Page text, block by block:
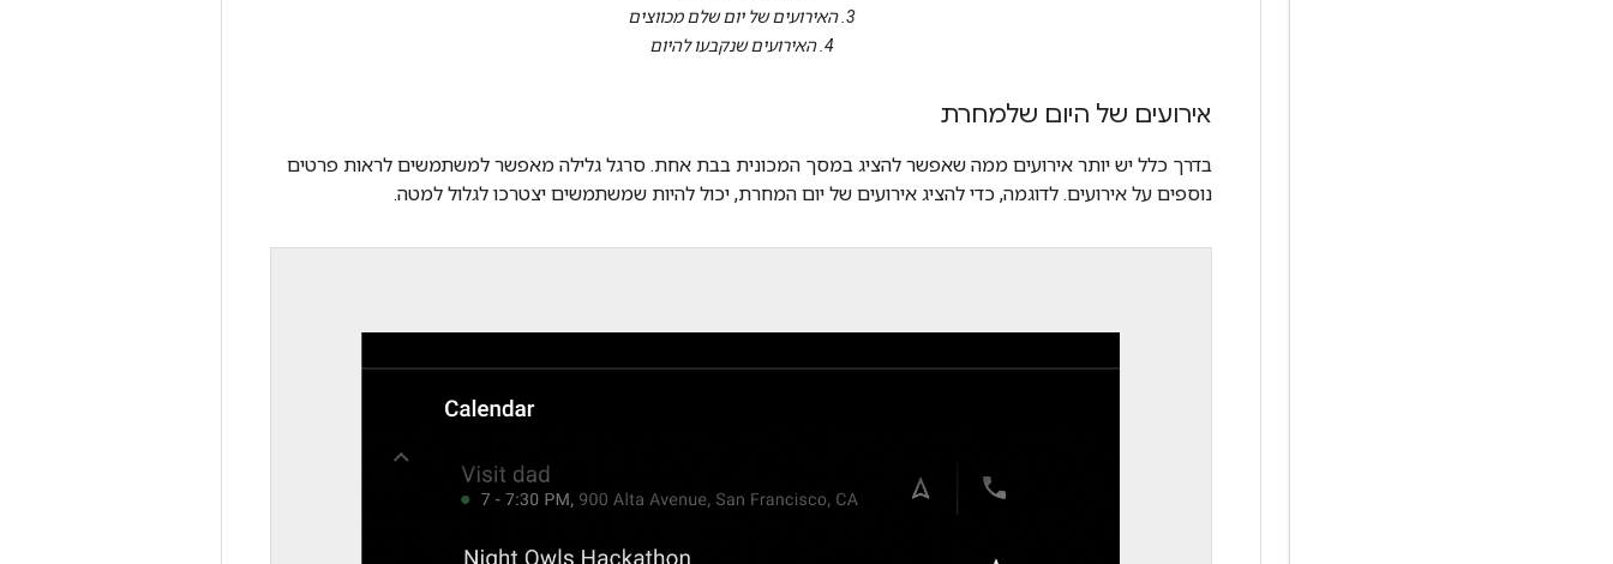
3. האירועים של יום שלם מכווצים
4. האירועים שנקבעו להיום
אירועים של היום שלמחרת
בדרך כלל יש יותר אירועים ממה שאפשר להציג במסך המכונית בבת אחת. סרגל גלילה מאפשר למשתמשים לראות פרטים
נוספים על אירועים. לדוגמה, כדי להציג אירועים של יום המחרת, יכול להיות שמשתמשים יצטרכו לגלול למטה.